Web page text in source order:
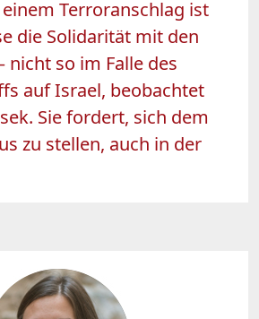
Terroranschlag ist
die Solidarität mit den
nicht so im Falle des
auf Israel, beobachtet
Sie fordert, sich dem
zu stellen, auch in der